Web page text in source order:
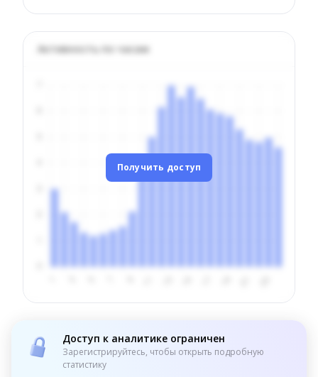
Активность по часам
Получить доступ
Доступ к аналитике ограничен
Зарегистрируйтесь, чтобы открыть подробную
статистику